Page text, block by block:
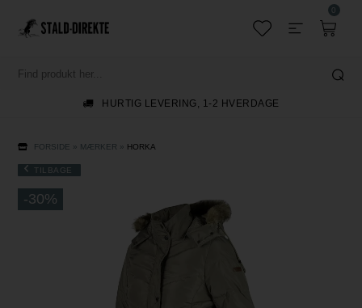
0
HURTIG LEVERING, 1-2 HVERDAGE
FORSIDE » MÆRKER » HORKA
TILBAGE
-30%